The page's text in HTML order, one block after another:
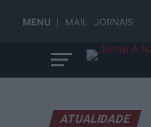
MENU MAIL JORNAIS
ATUALIDADE